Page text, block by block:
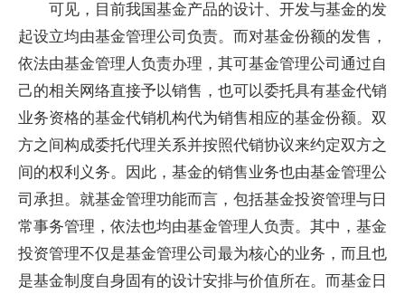
可见，目前我国基金产品的设计、开发与基金的发
起设立均由基金管理公司负责。而对基金份额的发售，
依法由基金管理人负责办理，其可基金管理公司通过自
己的相关网络直接予以销售，也可以委托具有基金代销
业务资格的基金代销机构代为销售相应的基金份额。双
方之间构成委托代理关系并按照代销协议来约定双方之
间的权利义务。因此，基金的销售业务也由基金管理公
司承担。就基金管理功能而言，包括基金投资管理与日
常事务管理，依法也均由基金管理人负责。其中，基金
投资管理不仅是基金管理公司最为核心的业务，而且也
是基金制度自身固有的设计安排与价值所在。而基金日